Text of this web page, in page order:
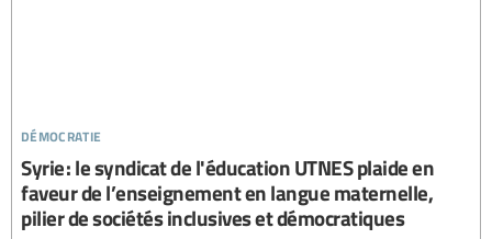
démocratie
Syrie : le syndicat de l'éducation UTNES plaide en
faveur de l’enseignement en langue maternelle,
pilier de sociétés inclusives et démocratiques